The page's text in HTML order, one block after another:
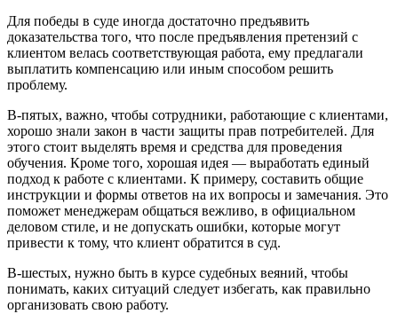
Для победы в суде иногда достаточно предъявить
доказательства того, что после предъявления претензий с
клиентом велась соответствующая работа, ему предлагали
выплатить компенсацию или иным способом решить
проблему.
В-пятых, важно, чтобы сотрудники, работающие с клиентами,
хорошо знали закон в части защиты прав потребителей. Для
этого стоит выделять время и средства для проведения
обучения. Кроме того, хорошая идея — выработать единый
подход к работе с клиентами. К примеру, составить общие
инструкции и формы ответов на их вопросы и замечания. Это
поможет менеджерам общаться вежливо, в официальном
деловом стиле, и не допускать ошибки, которые могут
привести к тому, что клиент обратится в суд.
В-шестых, нужно быть в курсе судебных веяний, чтобы
понимать, каких ситуаций следует избегать, как правильно
организовать свою работу.